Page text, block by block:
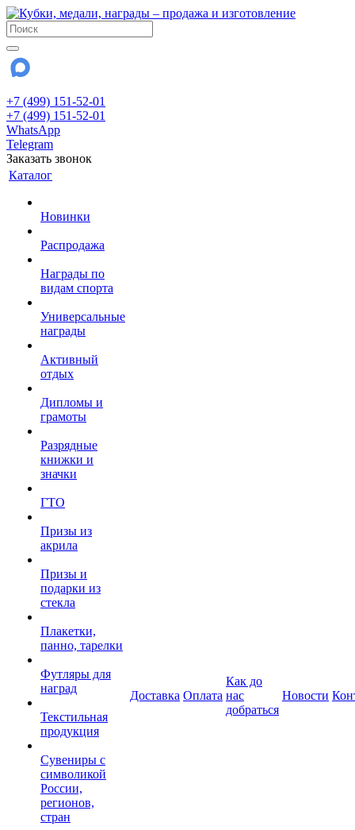
+7 (499) 151-52-01
+7 (499) 151-52-01
WhatsApp
Telegram
Заказать звонок
Каталог
Новинки
Распродажа
Награды по
видам спорта
Универсальные
награды
Активный
отдых
Дипломы и
грамоты
Разрядные
книжки и
значки
ГТО
Призы из
акрила
Призы и
подарки из
стекла
Плакетки,
панно, тарелки
Футляры для
наград
Текстильная
продукция
Сувениры с
символикой
России,
регионов,
стран
Доставка Оплата
Как до
нас
добраться
Новости